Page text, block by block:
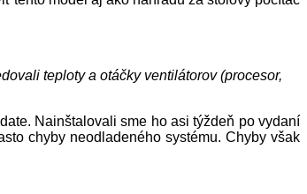
teploty a otáčky ventilátorov (procesor,
Nainštalovali sme ho asi týždeň po vydaní
chyby neodladeného systému. Chyby však